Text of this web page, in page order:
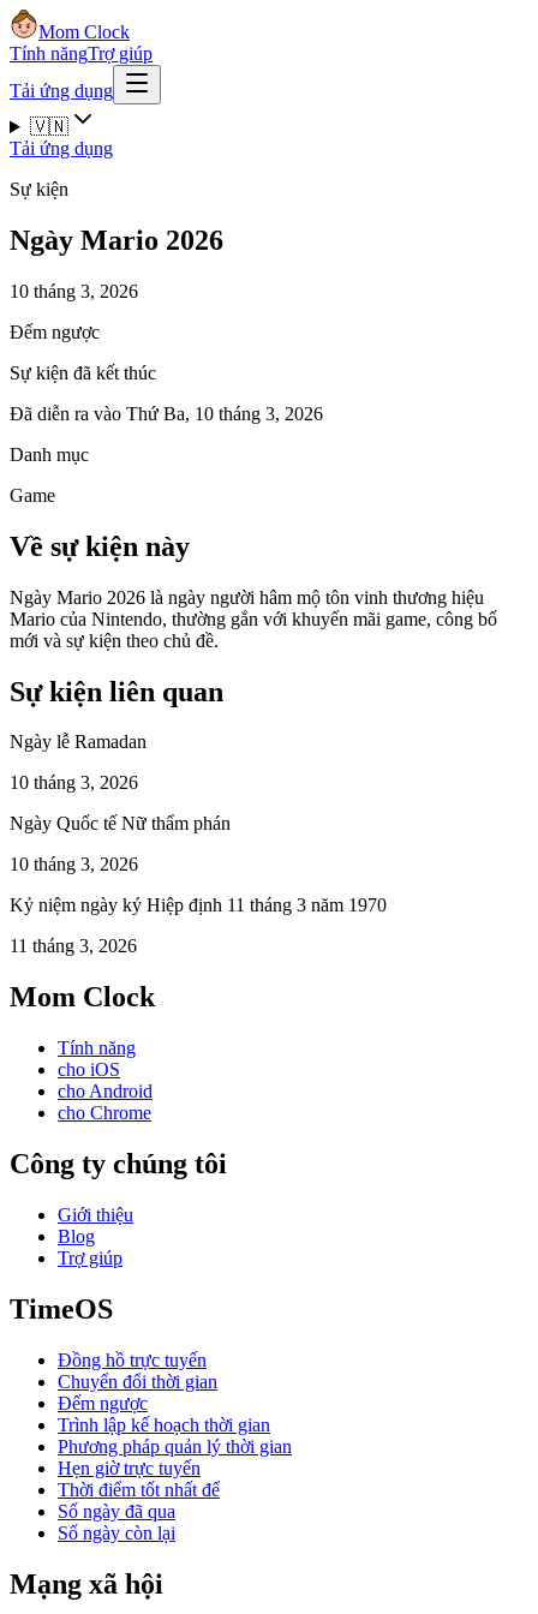
Mom Clock
Tính năngTrợ giúp
Tải ứng dụng
🇻🇳
Tải ứng dụng
Sự kiện
Ngày Mario 2026
10 tháng 3, 2026
Đếm ngược
Sự kiện đã kết thúc
Đã diễn ra vào Thứ Ba, 10 tháng 3, 2026
Danh mục
Game
Về sự kiện này
Ngày Mario 2026 là ngày người hâm mộ tôn vinh thương hiệu
Mario của Nintendo, thường gắn với khuyến mãi game, công bố
mới và sự kiện theo chủ đề.
Sự kiện liên quan
Ngày lễ Ramadan
10 tháng 3, 2026
Ngày Quốc tế Nữ thẩm phán
10 tháng 3, 2026
Kỷ niệm ngày ký Hiệp định 11 tháng 3 năm 1970
11 tháng 3, 2026
Mom Clock
Tính năng
cho iOS
cho Android
cho Chrome
Công ty chúng tôi
Giới thiệu
Blog
Trợ giúp
TimeOS
Đồng hồ trực tuyến
Chuyển đổi thời gian
Đếm ngược
Trình lập kế hoạch thời gian
Phương pháp quản lý thời gian
Hẹn giờ trực tuyến
Thời điểm tốt nhất để
Số ngày đã qua
Số ngày còn lại
Mạng xã hội